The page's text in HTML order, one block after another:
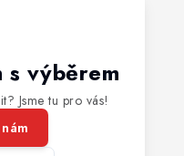
s výběrem
Jsme tu pro vás!